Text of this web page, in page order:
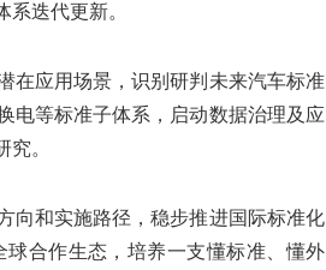
迭代更新。
在应用场景，识别研判未来汽车标准
电等标准子体系，启动数据治理及应
。
向和实施路径，稳步推进国际标准化
合作生态，培养一支懂标准、懂外